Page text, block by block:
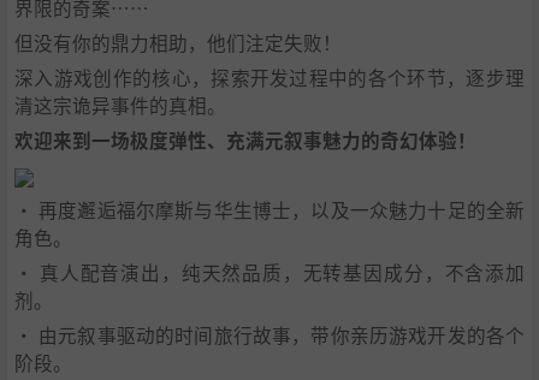
界限的奇案……
但没有你的鼎力相助，他们注定失败！
深入游戏创作的核心，探索开发过程中的各个环节，逐步理
清这宗诡异事件的真相。
欢迎来到一场极度弹性、充满元叙事魅力的奇幻体验！
• 再度邂逅福尔摩斯与华生博士，以及一众魅力十足的全新
角色。
• 真人配音演出，纯天然品质，无转基因成分，不含添加
剂。
• 由元叙事驱动的时间旅行故事，带你亲历游戏开发的各个
阶段。